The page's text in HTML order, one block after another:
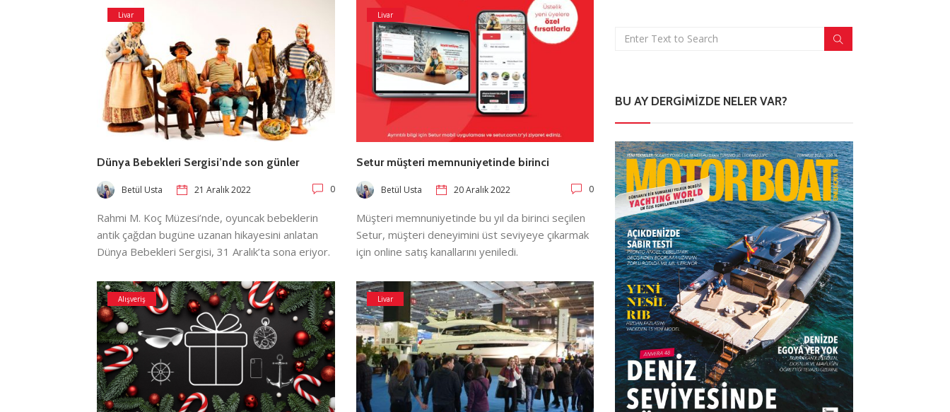
Livar
Dünya Bebekleri Sergisi’nde son günler
Betül Usta 21 Aralık 2022 0
Rahmi M. Koç Müzesi’nde, oyuncak bebeklerin
antik çağdan bugüne uzanan hikayesini anlatan
Dünya Bebekleri Sergisi, 31 Aralık’ta sona eriyor.
Livar
Setur müşteri memnuniyetinde birinci
Betül Usta 20 Aralık 2022 0
Müşteri memnuniyetinde bu yıl da birinci seçilen
Setur, müşteri deneyimini üst seviyeye çıkarmak
için online satış kanallarını yeniledi.
Alışveriş Livar
BU AY DERGIMIZDE NELER VAR?